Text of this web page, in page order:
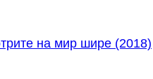
на мир шире (2018)